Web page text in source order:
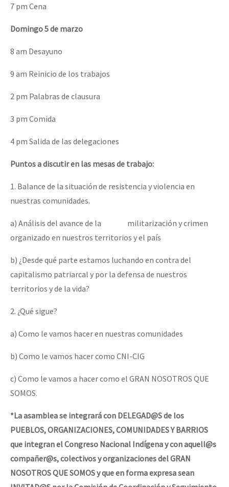
7 pm Cena
Domingo 5 de marzo
8 am Desayuno
9 am Reinicio de los trabajos
2 pm Palabras de clausura
3 pm Comida
4 pm Salida de las delegaciones
Puntos a discutir en las mesas de trabajo:
1. Balance de la situación de resistencia y violencia en
nuestras comunidades.
a) Análisis del avance de la militarización y crimen
organizado en nuestros territorios y el país
b) ¿Desde qué parte estamos luchando en contra del
capitalismo patriarcal y por la defensa de nuestros
territorios y de la vida?
2. ¿Qué sigue?
a) Como le vamos hacer en nuestras comunidades
b) Como le vamos hacer como CNI-CIG
c) Como le vamos a hacer como el GRAN NOSOTROS QUE
SOMOS.
*La asamblea se integrará con DELEGAD@S de los
PUEBLOS, ORGANIZACIONES, COMUNIDADES Y BARRIOS
que integran el Congreso Nacional Indígena y con aquell@s
compañer@s, colectivos y organizaciones del GRAN
NOSOTROS QUE SOMOS y que en forma expresa sean